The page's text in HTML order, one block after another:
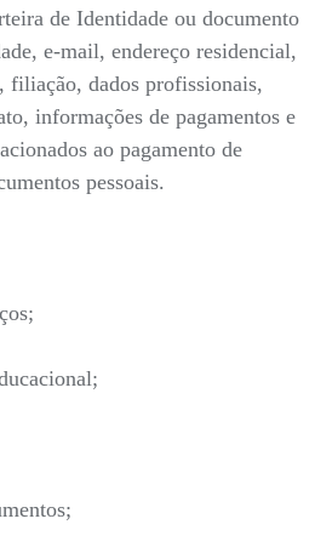
de Identidade ou documento
e-mail, endereço residencial,
filiação, dados profissionais,
informações de pagamentos e
ao pagamento de
pessoais.